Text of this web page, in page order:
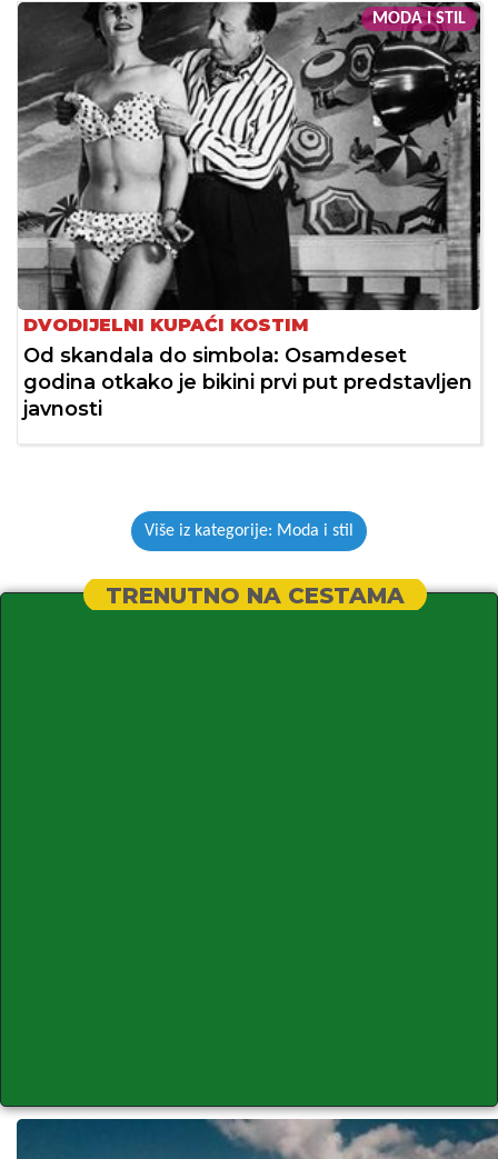
MODA I STIL
DVODIJELNI KUPAĆI KOSTIM
Od skandala do simbola: Osamdeset
godina otkako je bikini prvi put predstavljen
javnosti
Više iz kategorije: Moda i stil
TRENUTNO NA CESTAMA